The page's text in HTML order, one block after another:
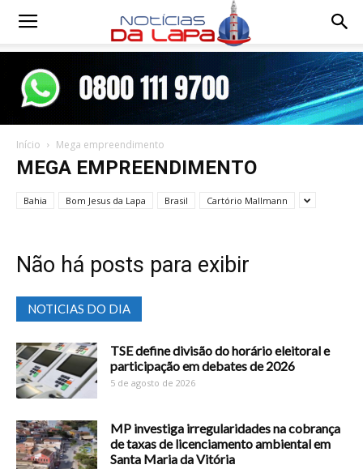
Notícias
Lapa
Início Mega empreendimento
MEGA EMPREENDIMENTO
Bahia Bom Jesus da Lapa Brasil Cartório Mallmann
Não há posts para exibir
NOTICIAS DO DIA
TSE define divisão do horário eleitoral e
participação em debates de 2026
5 de agosto de 2026
MP investiga irregularidades na cobrança
de taxas de licenciamento ambiental em
Santa Maria da Vitória